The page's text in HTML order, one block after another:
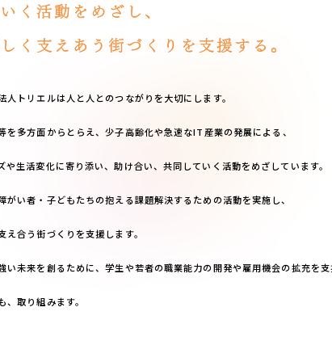
人トリエルは人と人とのつながりを大切にします。
を多方面からとらえ、少子高齢化や急速なIT産業の発展による、
や生活変化に寄り添い、助け合い、共同していく活動をめざしています。
がい者・子どもたちの抱える課題解決するための活動を実施し、
え合う街づくりを支援します。
い未来を創るために、学生や若者の職業能力の開発や雇用機会の拡充を
、取り組みます。